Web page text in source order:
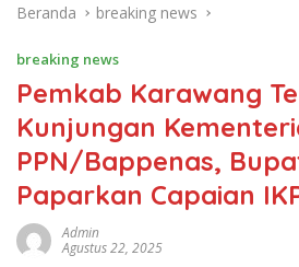
Beranda breaking news
breaking news
Pemkab Karawang
Kunjungan
PPN/Bappenas,
Paparkan Capaian
Admin
Agustus 22, 2025